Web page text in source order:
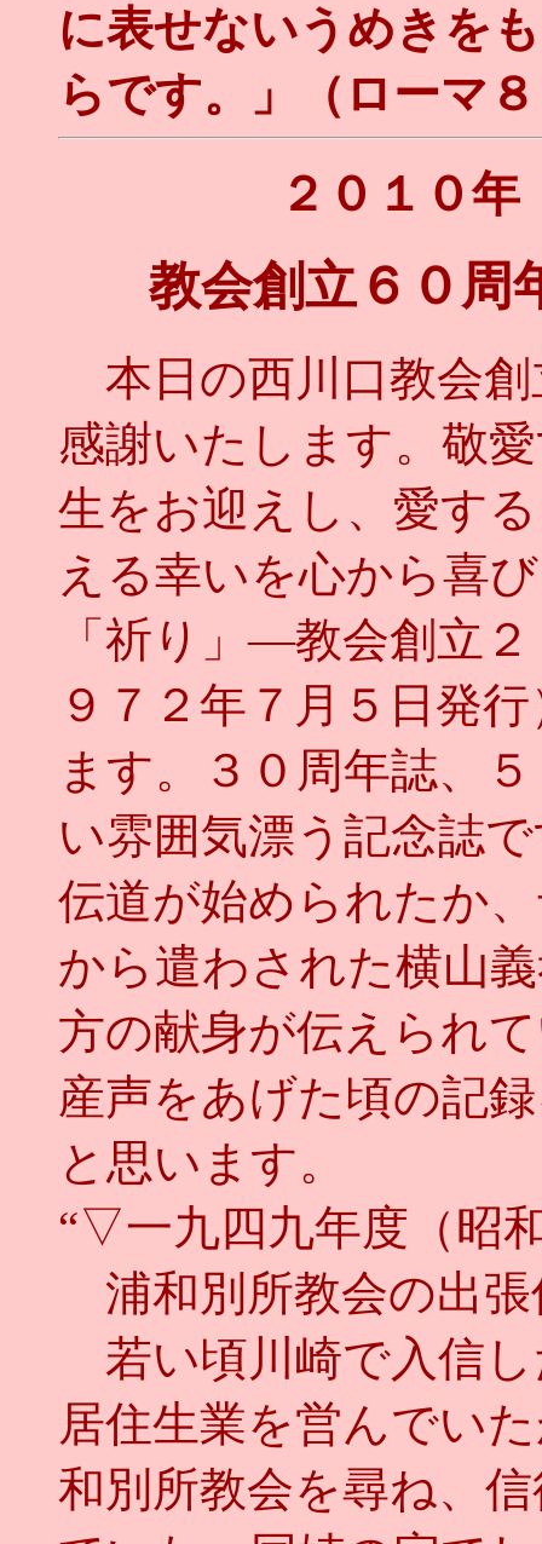
に表せないうめきを
らです。」（ローマ
２０１０
教会創立６０周
本日の西川口教会創
感謝いたします。敬
生をお迎えし、愛す
える幸いを心から喜
「祈り」―教会創立
９７２年７月５日発
ます。３０周年誌、
い雰囲気漂う記念誌
伝道が始められたか
から遣わされた横山
方の献身が伝えられ
産声をあげた頃の記
と思います。
“▽一九四九年度（昭
浦和別所教会の出張
若い頃川崎で入信し
居住生業を営んでい
和別所教会を尋ね、